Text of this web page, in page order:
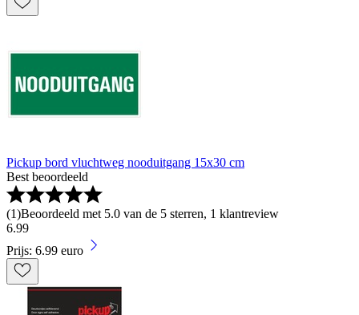
Pickup bord vluchtweg nooduitgang 15x30 cm
Best beoordeeld
(1)Beoordeeld met 5.0 van de 5 sterren, 1 klantreview
6.99
Prijs: 6.99 euro